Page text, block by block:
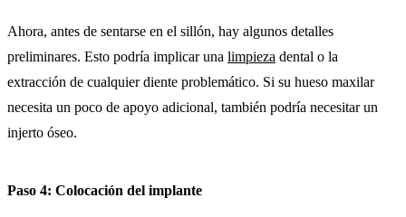
Ahora, antes de sentarse en el sillón, hay algunos detalles
preliminares. Esto podría implicar una limpieza dental o la
extracción de cualquier diente problemático. Si su hueso maxilar
necesita un poco de apoyo adicional, también podría necesitar un
injerto óseo.
Paso 4: Colocación del implante